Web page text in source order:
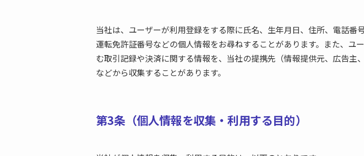
当社は、ユーザーが利用登録をする際に氏名、生年月日、住所、電話番
運転免許証番号などの個人情報をお尋ねすることがあります。また、
む取引記録や決済に関する情報を、当社の提携先（情報提供元、広告主
などから収集することがあります。
第3条（個人情報を収集・利用する目的）